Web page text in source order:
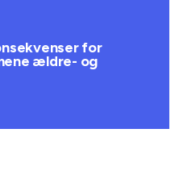
for
ældre- og